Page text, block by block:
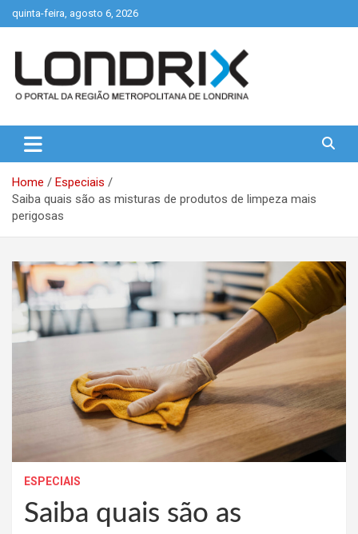
to
quinta-feira, agosto 6, 2026
Londrix
Home
Especiais
Saiba quais são as misturas de produtos de limpeza mais
perigosas
ESPECIAIS
Saiba quais são as